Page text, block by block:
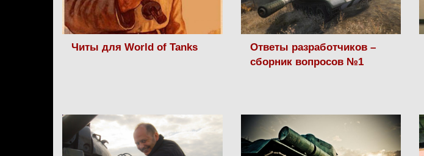
Читы для World of Tanks
Ответы разработчиков –
сборник вопросов №1